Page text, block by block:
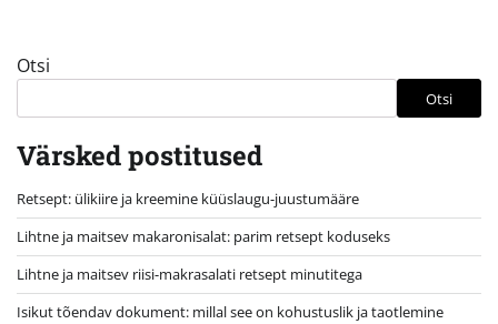
Otsi
Otsi
Värsked postitused
Retsept: ülikiire ja kreemine küüslaugu-juustumääre
Lihtne ja maitsev makaronisalat: parim retsept koduseks
Lihtne ja maitsev riisi-makrasalati retsept minutitega
Isikut tõendav dokument: millal see on kohustuslik ja taotlemine